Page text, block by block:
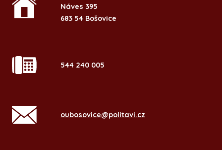
Náves 395
683 54 Bošovice
544 240 005
oubosovice@politavi.cz